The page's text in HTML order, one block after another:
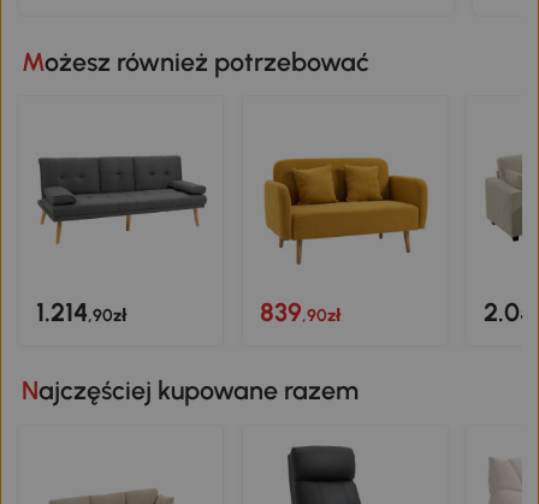
Możesz również potrzebować
1.214,90zł 839,90zł
Najczęściej kupowane razem